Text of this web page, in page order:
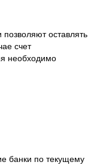
оставлять
счет
необходимо
банки по текущему